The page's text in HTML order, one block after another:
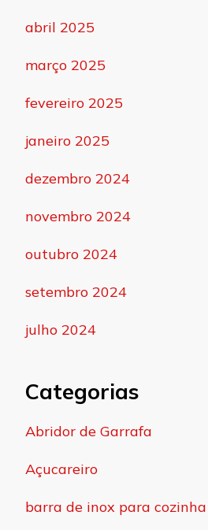
abril 2025
março 2025
fevereiro 2025
janeiro 2025
dezembro 2024
novembro 2024
outubro 2024
setembro 2024
julho 2024
Categorias
Abridor de Garrafa
Açucareiro
barra de inox para cozinha